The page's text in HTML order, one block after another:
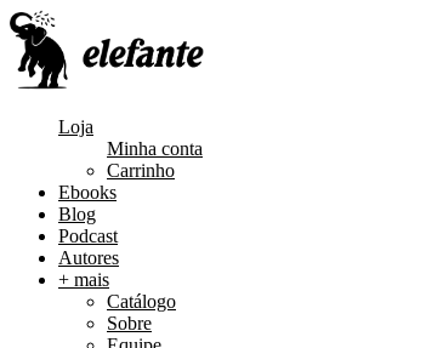
Loja
Minha conta
Carrinho
Ebooks
Blog
Podcast
Autores
+ mais
Catálogo
Sobre